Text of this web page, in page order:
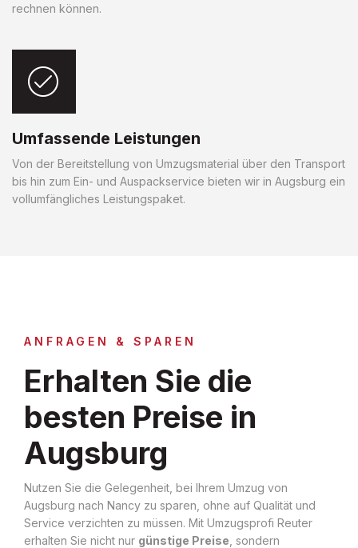
rechnen können.
Umfassende Leistungen
Von der Bereitstellung von Umzugsmaterial über den Transport
bis hin zum Ein- und Auspackservice bieten wir in Augsburg ein
vollumfängliches Leistungspaket.
ANFRAGEN & SPAREN
Erhalten Sie die
besten Preise in
Augsburg
Nutzen Sie die Gelegenheit, bei Ihrem Umzug von
Augsburg nach Nancy zu sparen, ohne auf Qualität und
Service verzichten zu müssen. Mit Umzugsprofi Reuter
erhalten Sie nicht nur günstige Preise , sondern